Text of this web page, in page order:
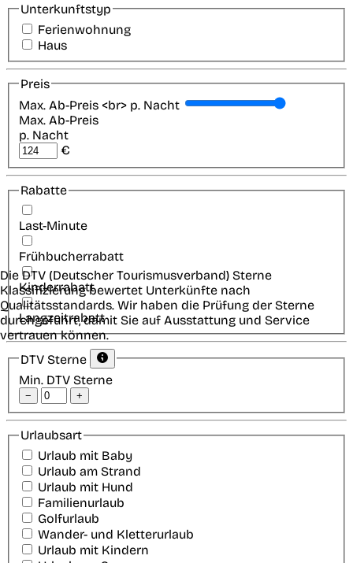
Unterkunftstyp
Ferienwohnung
Haus
Preis
Max. Ab-Preis <br> p. Nacht
Max. Ab-Preis
p. Nacht
€
Rabatte
Last-Minute
Frühbucherrabatt
Kinderrabatt
Langzeitrabatt
DTV Sterne
Min. DTV Sterne
− +
Die DTV (Deutscher Tourismusverband) Sterne
Klassifizierung bewertet Unterkünfte nach
Qualitätsstandards. Wir haben die Prüfung der Sterne
durchgeführt, damit Sie auf Ausstattung und Service
vertrauen können.
Urlaubsart
Urlaub mit Baby
Urlaub am Strand
Urlaub mit Hund
Familienurlaub
Golfurlaub
Wander- und Kletterurlaub
Urlaub mit Kindern